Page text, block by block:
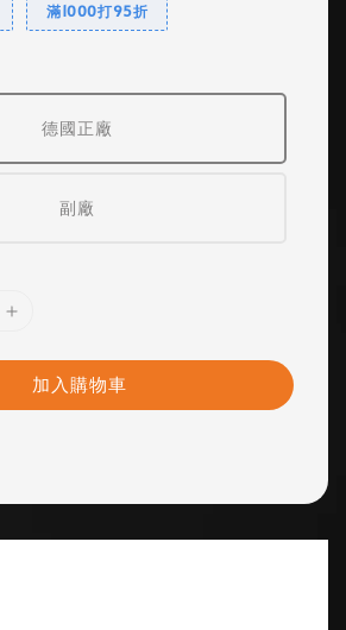
滿1000打95折
德國正廠
副廠
加入購物車